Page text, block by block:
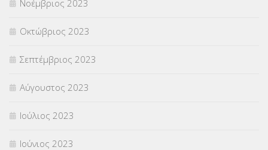
Νοέμβριος 2023
Οκτώβριος 2023
Σεπτέμβριος 2023
Αύγουστος 2023
Ιούλιος 2023
Ιούνιος 2023